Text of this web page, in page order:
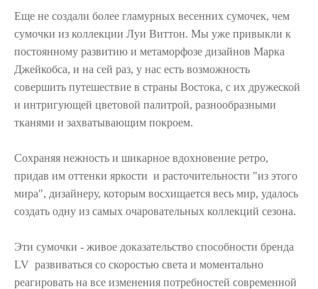
Еще не создали более гламурных весенних сумочек, чем
сумочки из коллекции Луи Виттон. Мы уже привыкли к
постоянному развитию и метаморфозе дизайнов Марка
Джейкобса, и на сей раз, у нас есть возможность
совершить путешествие в страны Востока, с их дружеской
и интригующей цветовой палитрой, разнообразными
тканями и захватывающим покроем.
Сохраняя нежность и шикарное вдохновение ретро,
придав им оттенки яркости и расточительности "из этого
мира", дизайнеру, которым восхищается весь мир, удалось
создать одну из самых очаровательных коллекций сезона.
Эти сумочки - живое доказательство способности бренда
LV развиваться со скоростью света и моментально
реагировать на все изменения потребностей современной